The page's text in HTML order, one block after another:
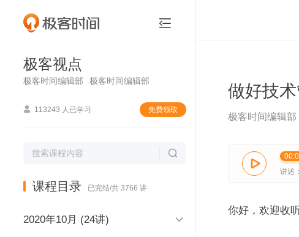

极客视点
极客时间编辑部 极客时间编辑部
 113243 人已学习 免费领取

课程目录 已完结/共 3766 讲
2020年10月 (24讲) 
 极客视点
做好技
极客时间编辑部

讲述
你好，欢迎收